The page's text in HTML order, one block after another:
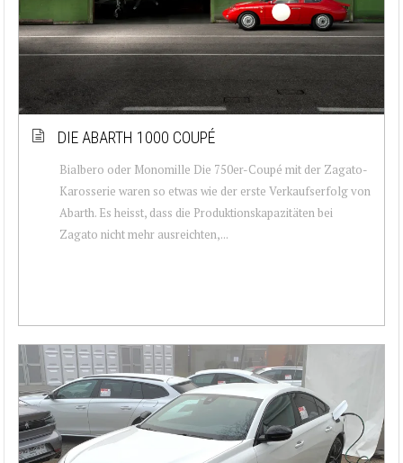
DIE ABARTH 1000 COUPÉ
Bialbero oder Monomille Die 750er-Coupé mit der Zagato-
Karosserie waren so etwas wie der erste Verkaufserfolg von
Abarth. Es heisst, dass die Produktionskapazitäten bei
Zagato nicht mehr ausreichten,...